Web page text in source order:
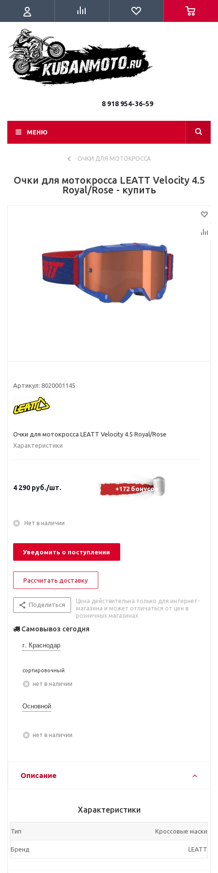
8 918 954-36-59
МЕНЮ
ОЧКИ ДЛЯ МОТОКРОССА
Очки для мотокросса LEATT Velocity 4.5
Royal/Rose - купить
Артикул: 8020001145
Очки для мотокросса LEATT Velocity 4.5 Royal/Rose
Характеристики
4 290 руб./шт. +172 бонусов
Нет в наличии
Уведомить о поступлении
Рассчитать доставку
Поделиться
Цена действительна только для интернет-
магазина и может отличаться от цен в
розничных магазинах
Самовывоз сегодня
г. Краснодар
сортировочный
Нет в наличии
Основной
Нет в наличии
Описание
Характеристики
Тип Кроссовые маски
Бренд LEATT